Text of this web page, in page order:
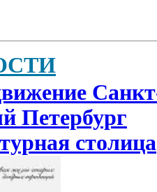
Петербург
столица